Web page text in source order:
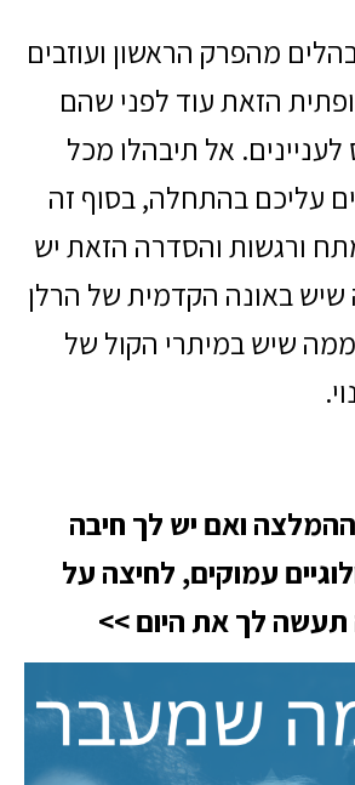
מהפרק הראשון ועוזבים
הזאת עוד לפני שהם
אל תיבהלו מכל
עליכם בהתחלה, בסוף זה
ורגשות והסדרה הזאת יש
באונה הקדמית של הרלן
ממה שיש במיתרי הקול של
ואם יש לך חיבה
עמוקים, לחיצה על
לך את היום >>